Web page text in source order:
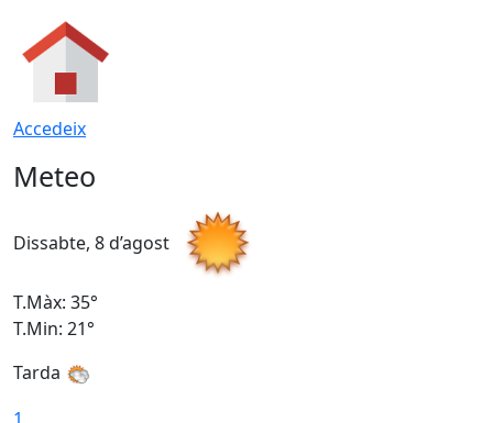
Accedeix
Meteo
Dissabte, 8 d’agost
T.Màx: 35°
T.Min: 21°
Tarda